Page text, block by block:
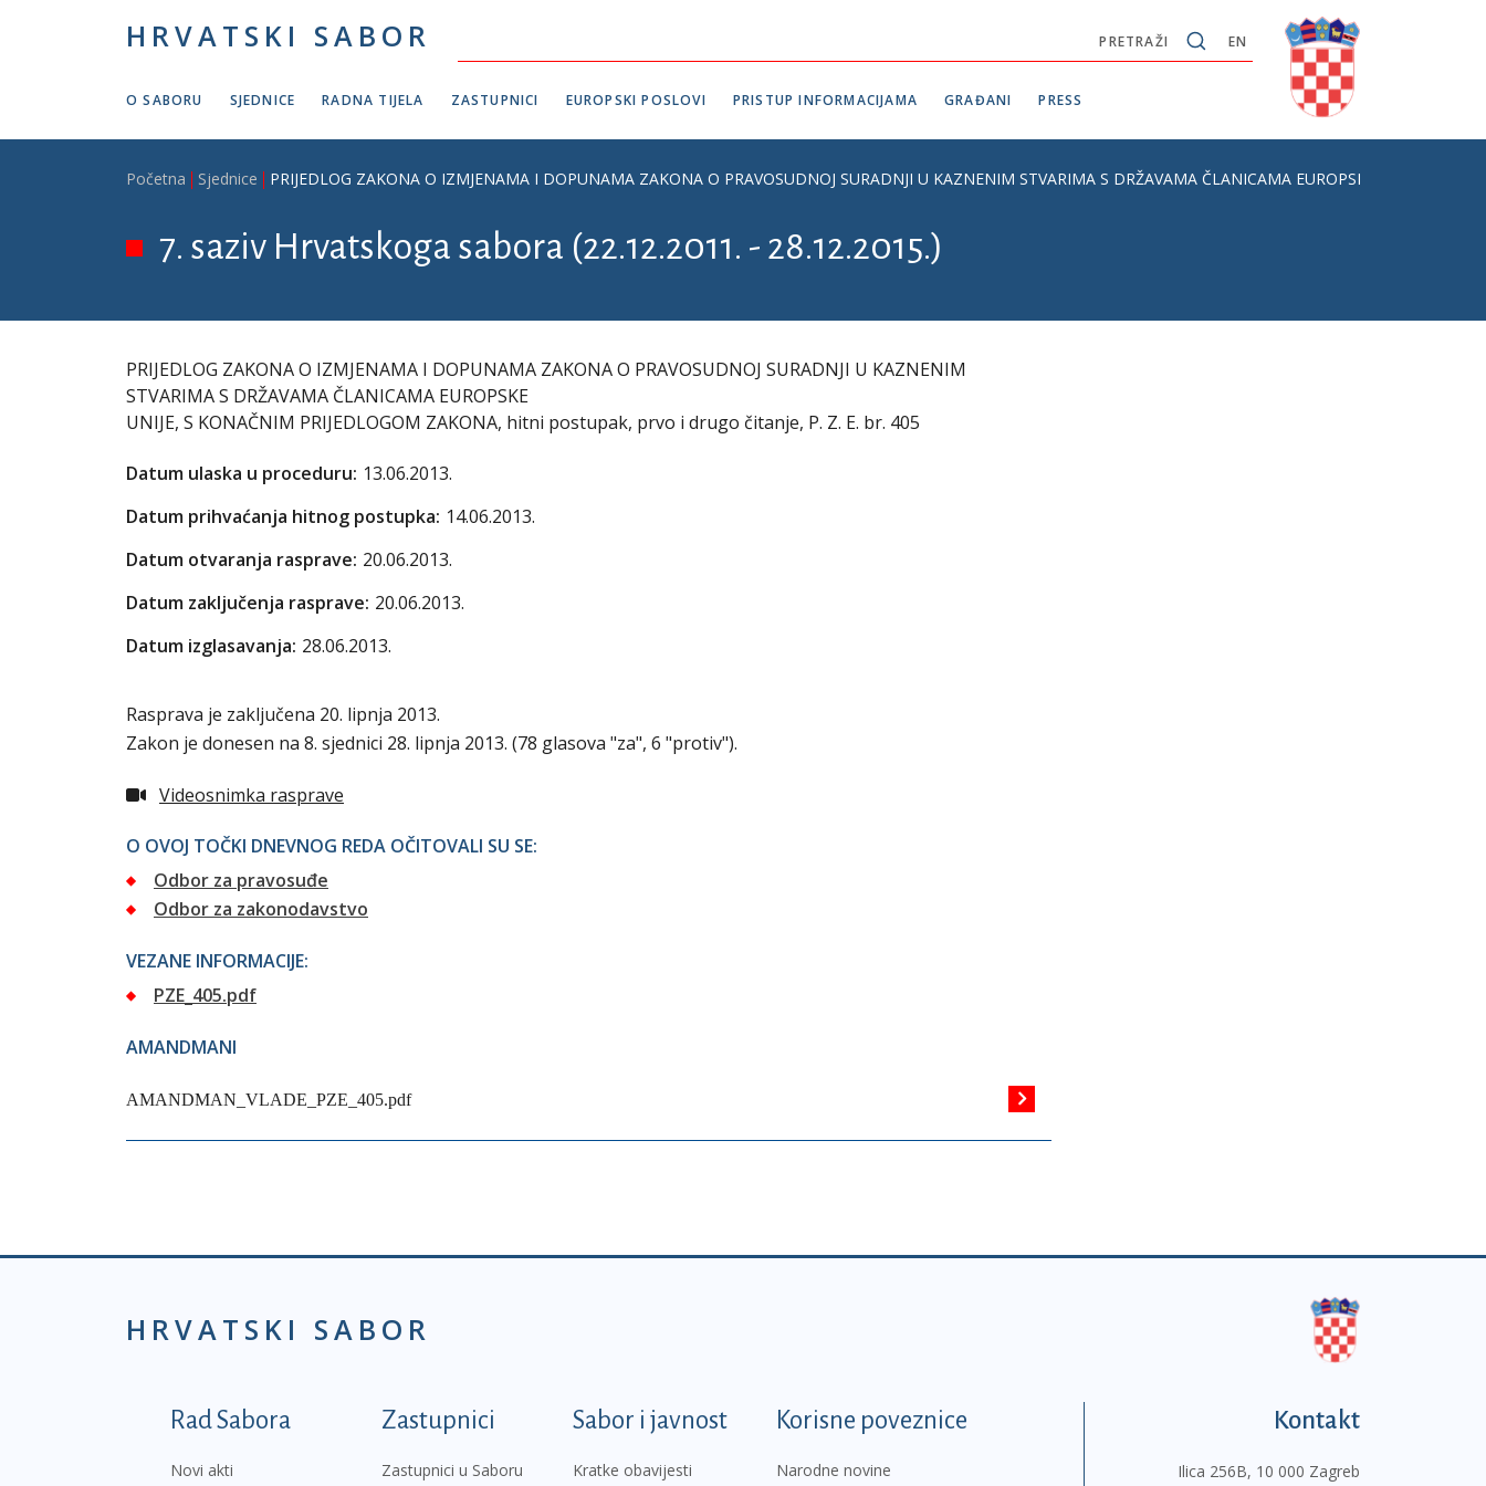
HRVATSKI SABOR EN
PRETRAŽI
O SABORU SJEDNICE RADNA TIJELA ZASTUPNICI EUROPSKI POSLOVI PRISTUP INFORMACIJAMA GRAĐANI PRESS
Breadcrumb
Početna Sjednice PRIJEDLOG ZAKONA O IZMJENAMA I DOPUNAMA ZAKONA O PRAVOSUDNOJ SURADNJI U KAZNENIM STVARIMA S DRŽAVAMA ČLANICAMA EUROPSKE UNIJE, S
7. saziv Hrvatskoga sabora (22.12.2011. - 28.12.2015.)
PRIJEDLOG ZAKONA O IZMJENAMA I DOPUNAMA ZAKONA O PRAVOSUDNOJ SURADNJI U KAZNENIM
STVARIMA S DRŽAVAMA ČLANICAMA EUROPSKE
UNIJE, S KONAČNIM PRIJEDLOGOM ZAKONA, hitni postupak, prvo i drugo čitanje, P. Z. E. br. 405
Datum ulaska u proceduru: 13.06.2013.
Datum prihvaćanja hitnog postupka: 14.06.2013.
Datum otvaranja rasprave: 20.06.2013.
Datum zaključenja rasprave: 20.06.2013.
Datum izglasavanja: 28.06.2013.
Rasprava je zaključena 20. lipnja 2013.
Zakon je donesen na 8. sjednici 28. lipnja 2013. (78 glasova "za", 6 "protiv").
Videosnimka rasprave
O OVOJ TOČKI DNEVNOG REDA OČITOVALI SU SE:
Odbor za pravosuđe
Odbor za zakonodavstvo
VEZANE INFORMACIJE:
PZE_405.pdf
AMANDMANI
AMANDMAN_VLADE_PZE_405.pdf
HRVATSKI SABOR
Podnožje prvi izbornik
Rad Sabora
Novi akti
Zastupnici
Zastupnici u Saboru
Sabor i javnost
Kratke obavijesti
Korisne poveznice
Narodne novine
Kontakt
Ilica 256B, 10 000 Zagreb